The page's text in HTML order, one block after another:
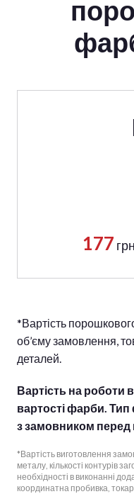
177
*Вартість
об’єму замовлення,
деталей.
Вартість на роботи
вартості фарби.
з замовником перед
*Вартість виготовлення
металу, кількості контурів
необхідності в виконанні
координатна пробивка,